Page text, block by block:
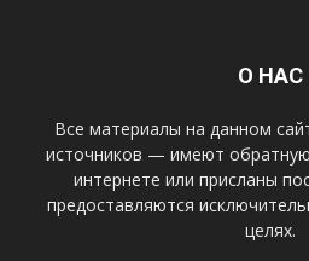
О НАС
Все материалы на данном
источников — имеют
интернете или присланы
предоставляются
целях.